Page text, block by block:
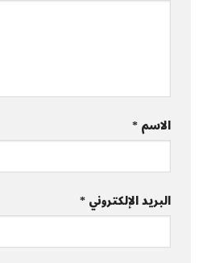
الاسم*
البريد الإلكتروني*